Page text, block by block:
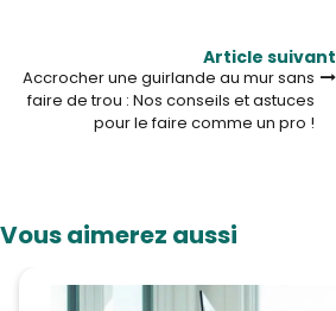
Article suivant
Accrocher une guirlande au mur sans
faire de trou : Nos conseils et astuces
pour le faire comme un pro !
Vous aimerez aussi